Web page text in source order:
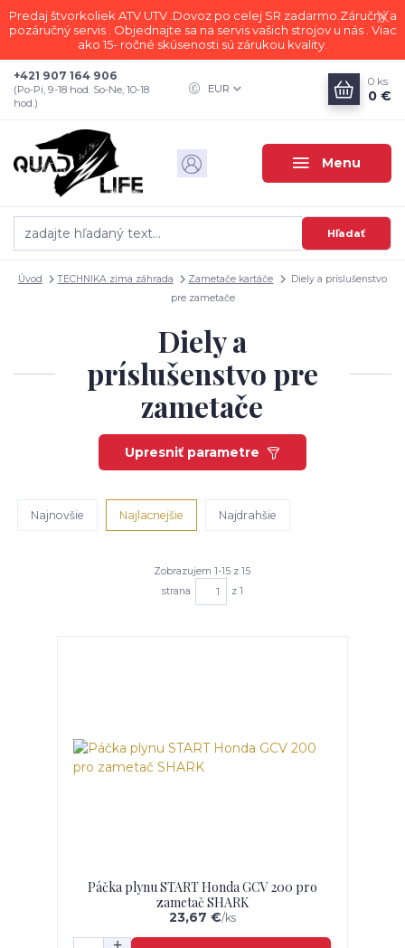
Predaj štvorkoliek ATV UTV .Dovoz po celej SR zadarmo.Záručný a
pozáručný servis . Objednajte sa na servis vašich strojov u nás . Viac
ako 15- ročné skúsenosti sú zárukou kvality.
Menu
EUR
Hľadať
+421 907 164 906
(Po-Pi, 9-18 hod. So-Ne, 10-18
hod.)
0 ks
0 €
Úvod TECHNIKA zima záhrada Zametače kartáče
Diely a príslušenstvo
pre zametače
Diely a
príslušenstvo pre
zametače
Upresniť parametre
Najnovšie Najlacnejšie Najdrahšie
Zobrazujem 1-15 z 15
strana
z 1
Páčka plynu START Honda GCV 200 pro
zametač SHARK
23,67 €/ks